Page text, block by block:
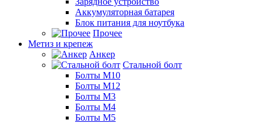
Аккумуляторная батарея
Блок питания для ноутбука
Прочее
Метиз и крепеж
Анкер
Стальной болт
Болты М10
Болты М12
Болты М3
Болты М4
Болты М5